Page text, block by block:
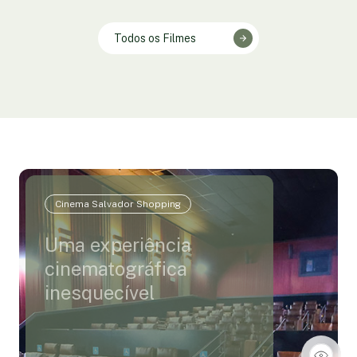
Todos os Filmes
Cinema Salvador Shopping
Uma experiência
cinematográfica
inesquecível